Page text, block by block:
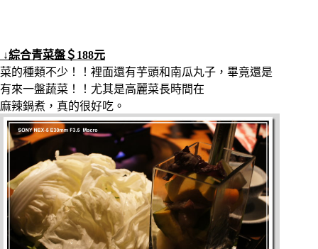
↓綜合青菜盤＄188元
菜的種類不少！！裡面還有芋頭和南瓜丸子，畢竟還是
有來一盤蔬菜！！尤其是高麗菜長時間在
麻辣鍋煮，真的很好吃。